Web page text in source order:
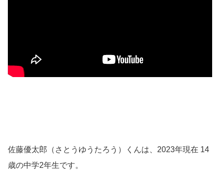
佐藤優太郎（さとうゆうたろう）くんは、2023年現在 14
歳の中学2年生です。